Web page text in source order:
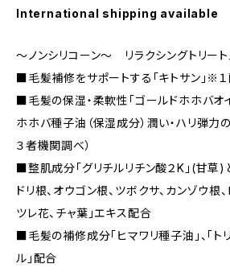
International shipping available
～ノンシリコーン～ リラクシングトリート
■毛髪補修をサポートする「キトサン」※
■毛髪の保湿・柔軟性「ゴールドホホバオ
ホホバ種子油（保湿成分）潤い・ハリ弾力
３者機関調べ）
■整肌成分「グリチルリチン酸２K」(甘草)
ドリ根、オウゴン根、ツボクサ、カンゾウ根
ツレ花、チャ葉」エキス配合
■毛髪の補修成分「ヒマワリ種子油」、「ト
ル」配合